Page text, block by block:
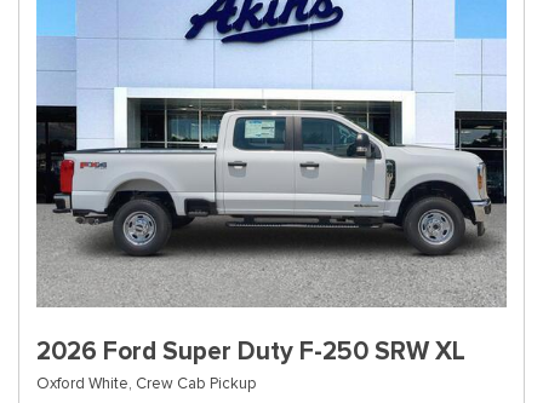
2026 Ford Super Duty F-250 SRW XL
Oxford White, Crew Cab Pickup